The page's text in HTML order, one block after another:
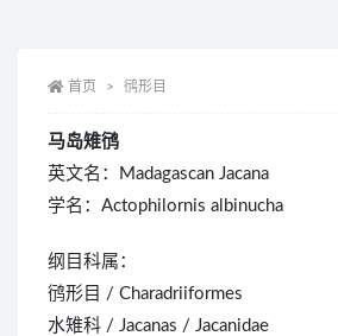
首页 鸻形目
马岛雉鸻
英文名：Madagascan Jacana
学名：Actophilornis albinucha
纲目科属：
鸻形目 / Charadriiformes
水雉科 / Jacanas / Jacanidae